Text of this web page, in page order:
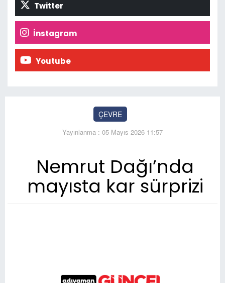
Twitter
İnstagram
Youtube
ÇEVRE
Yayınlanma : 05 Mayıs 2026 11:57
Nemrut Dağı’nda
mayısta kar sürprizi